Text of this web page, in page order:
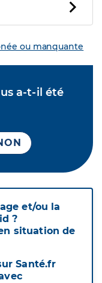
ou manquante
a-t-il été
et/ou la
?
situation de
Santé.fr